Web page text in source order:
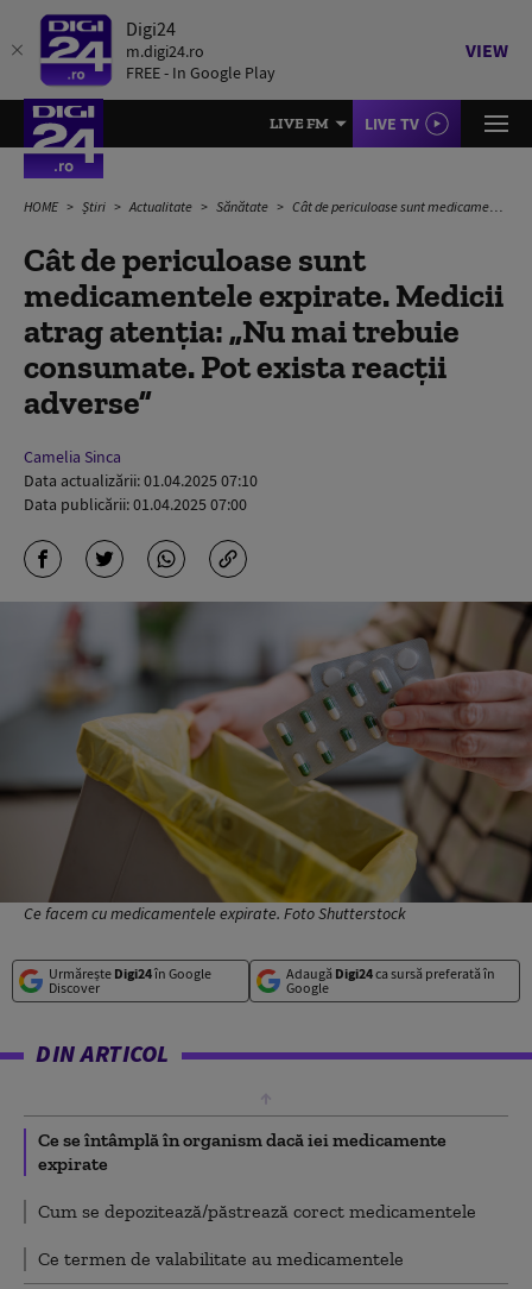
Digi24
m.digi24.ro
FREE - In Google Play
VIEW
LIVE FM LIVE TV
HOME Știri Actualitate Sănătate Cât de periculoase sunt medicamentele expirate. Medicii atrag atenția: „Nu mai trebuie consumate. Pot exista reacții adverse”
Cât de periculoase sunt
medicamentele expirate. Medicii
atrag atenția: „Nu mai trebuie
consumate. Pot exista reacții
adverse”
Camelia Sinca
Data actualizării:01.04.2025 07:10
Data publicării:01.04.2025 07:00
Ce facem cu medicamentele expirate. Foto Shutterstock
Urmărește Digi24în Google
Discover
Adaugă Digi24ca sursă preferată în
Google
DIN ARTICOL
Ce se întâmplă în organism dacă iei medicamente
expirate
Cum se depozitează/păstrează corect medicamentele
Ce termen de valabilitate au medicamentele